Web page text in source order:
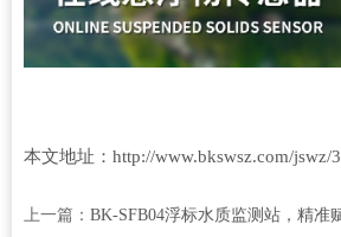
本文地址： http://www.bkswsz.com/jswz/
上一篇： BK-SFB04浮标水质监测站，精准